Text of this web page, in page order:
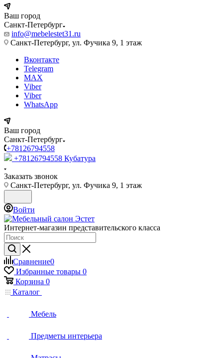
Ваш город
Санкт-Петербург
info@mebelestet31.ru
Санкт-Петербург, ул. Фучика 9, 1 этаж
Вконтакте
Telegram
MAX
Viber
Viber
WhatsApp
Ваш город
Санкт-Петербург
+78126794558
+78126794558 Кубатура
Заказать звонок
Санкт-Петербург, ул. Фучика 9, 1 этаж
Войти
Интернет-магазин представительского класса
Сравнение0
Избранные товары 0
Корзина 0
Каталог
Мебель
Предметы интерьера